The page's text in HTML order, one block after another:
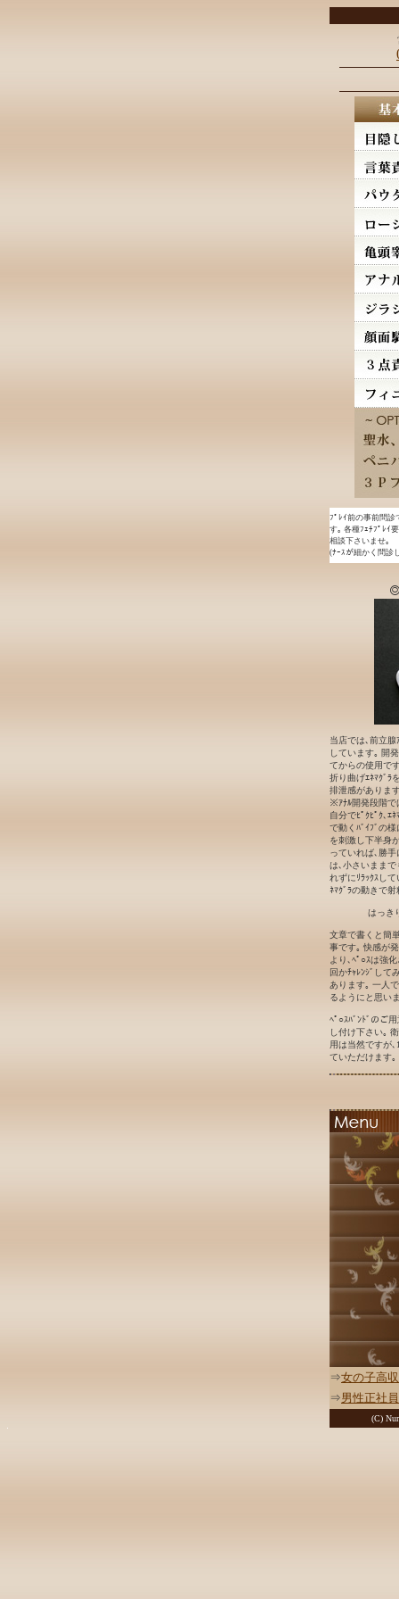
ﾌﾟﾚｲ前の事前問診
す｡ 各種ﾌｪﾁﾌﾟﾚｲ
相談下さいませ｡
(ﾅｰｽが細かく問診
◎
当店では､前立腺
しています｡ 開
てからの使用で
折り曲げｴﾈﾏｸﾞﾗ
排泄感がありま
※ｱﾅﾙ開発段階で
自分でﾋﾟｸﾋﾟｸ､ｴ
で動くﾊﾞｲﾌﾞの
を刺激し下半身
っていれば､勝
は､小さいまま
れずにﾘﾗｯｸｽし
ﾈﾏｸﾞﾗの動きで射
はっき
文章で書くと簡
事です｡ 快感が
より､ﾍﾟ○ｽは強
回かﾁｬﾚﾝｼﾞして
あります｡ 一人
るようにと思い
ﾍﾟ○ｽﾊﾞﾝﾄﾞのご
し付け下さい｡
用は当然ですが､
ていただけます｡
⇒女の子高
⇒男性正社
(C)